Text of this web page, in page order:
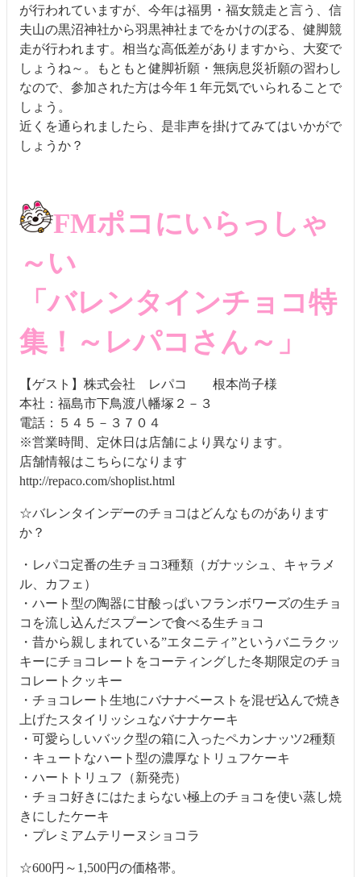
が行われていますが、今年は福男・福女競走と言う、信
夫山の黒沼神社から羽黒神社までをかけのぼる、健脚競
走が行われます。相当な高低差がありますから、大変で
しょうね～。もともと健脚祈願・無病息災祈願の習わし
なので、参加された方は今年１年元気でいられることで
しょう。
近くを通られましたら、是非声を掛けてみてはいかがで
しょうか？
FMポコにいらっしゃ
～い
「バレンタインチョコ特
集！～レパコさん～」
【ゲスト】株式会社 レパコ 根本尚子様
本社：福島市下鳥渡八幡塚２－３
電話：５４５－３７０４
※営業時間、定休日は店舗により異なります。
店舗情報はこちらになります
http://repaco.com/shoplist.html
☆バレンタインデーのチョコはどんなものがあります
か？
・レパコ定番の生チョコ3種類（ガナッシュ、キャラメ
ル、カフェ）
・ハート型の陶器に甘酸っぱいフランボワーズの生チョ
コを流し込んだスプーンで食べる生チョコ
・昔から親しまれている”エタニティ”というバニラクッ
キーにチョコレートをコーティングした冬期限定のチョ
コレートクッキー
・チョコレート生地にバナナベーストを混ぜ込んで焼き
上げたスタイリッシュなバナナケーキ
・可愛らしいバック型の箱に入ったペカンナッツ2種類
・キュートなハート型の濃厚なトリュフケーキ
・ハートトリュフ（新発売）
・チョコ好きにはたまらない極上のチョコを使い蒸し焼
きにしたケーキ
・プレミアムテリーヌショコラ
☆600円～1,500円の価格帯。